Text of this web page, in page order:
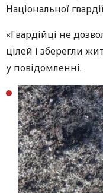
Національної
«Гвардійці не
цілей і зберегли
у повідомленні.